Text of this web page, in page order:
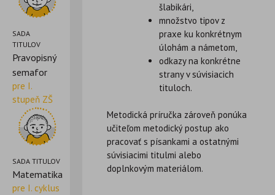
SADA
TITULOV
Pravopisný
semafor
pre I.
stupeň ZŠ
SADA TITULOV
Matematika
pre I. cyklus
šlabikári,
množstvo tipov z
praxe ku konkrétnym
úlohám a námetom,
odkazy na konkrétne
strany v súvisiacich
tituloch.
Metodická príručka zároveň ponúka
učiteľom metodický postup ako
pracovať s písankami a ostatnými
súvisiacimi titulmi alebo
doplnkovým materiálom.